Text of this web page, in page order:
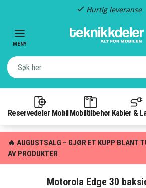
Hurtig leveranse
MENY
Reservedeler Mobil Mobiltilbehør Kabler &
🔥 AUGUSTSALG – GJØR ET KUPP BLANT
AV PRODUKTER
Motorola Edge 30